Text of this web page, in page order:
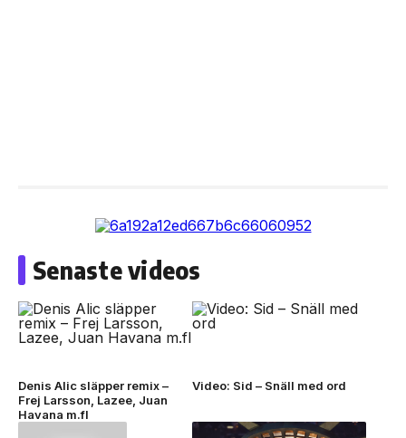
Senaste videos
Denis Alic släpper remix –
Frej Larsson, Lazee, Juan
Havana m.fl
Video: Sid – Snäll med ord